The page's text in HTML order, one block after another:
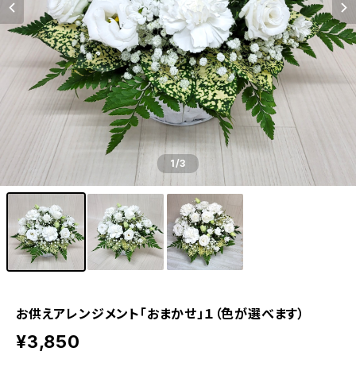
1/3
お供えアレンジメント「おまかせ」１（色が選べます）
¥3,850